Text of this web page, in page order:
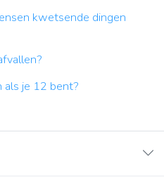
kwetsende dingen
als je 12 bent?